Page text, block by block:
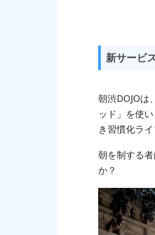
新サービ
朝渋DOJOは
ッド」を使
き習慣化ライ
朝を制する
か？